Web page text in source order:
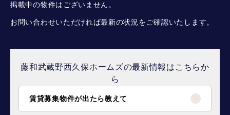
掲載中の物件はございません。
お問い合わせいただければ最新の状況をご確認いたします。
藤和武蔵野西久保ホームズの最新情報はこちらか
ら
賃貸募集物件が出たら教えて